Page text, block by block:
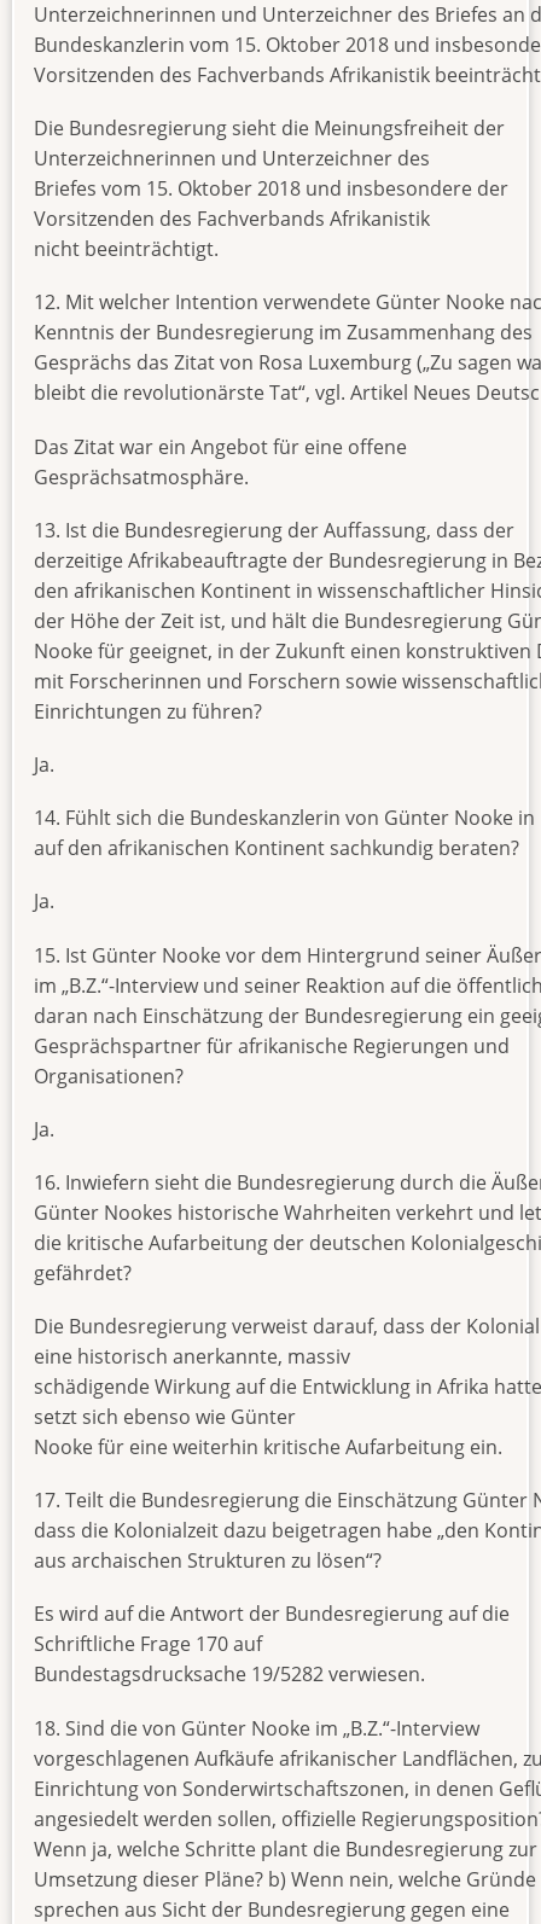
Unterzeichnerinnen und Unterzeichner des Briefes an
Bundeskanzlerin vom 15. Oktober 2018 und
Vorsitzenden des Fachverbands Afrikanistik
Die Bundesregierung sieht die Meinungsfreiheit der
Unterzeichnerinnen und Unterzeichner des
Briefes vom 15. Oktober 2018 und insbesondere der
Vorsitzenden des Fachverbands Afrikanistik
nicht beeinträchtigt.
12. Mit welcher Intention verwendete Günter Nooke
Kenntnis der Bundesregierung im Zusammenhang des
Gesprächs das Zitat von Rosa Luxemburg („Zu sagen
bleibt die revolutionärste Tat“, vgl. Artikel Neues
Das Zitat war ein Angebot für eine offene
Gesprächsatmosphäre.
13. Ist die Bundesregierung der Auffassung, dass der
derzeitige Afrikabeauftragte der Bundesregierung in
den afrikanischen Kontinent in wissenschaftlicher
der Höhe der Zeit ist, und hält die Bundesregierung
Nooke für geeignet, in der Zukunft einen konstruktiven
mit Forscherinnen und Forschern sowie
Einrichtungen zu führen?
Ja.
14. Fühlt sich die Bundeskanzlerin von Günter Nooke in
auf den afrikanischen Kontinent sachkundig beraten?
Ja.
15. Ist Günter Nooke vor dem Hintergrund seiner
im „B.Z.“-Interview und seiner Reaktion auf die
daran nach Einschätzung der Bundesregierung ein
Gesprächspartner für afrikanische Regierungen und
Organisationen?
Ja.
16. Inwiefern sieht die Bundesregierung durch die
Günter Nookes historische Wahrheiten verkehrt und
die kritische Aufarbeitung der deutschen
gefährdet?
Die Bundesregierung verweist darauf, dass der
eine historisch anerkannte, massiv
schädigende Wirkung auf die Entwicklung in Afrika
setzt sich ebenso wie Günter
Nooke für eine weiterhin kritische Aufarbeitung ein.
17. Teilt die Bundesregierung die Einschätzung Günter
dass die Kolonialzeit dazu beigetragen habe „den
aus archaischen Strukturen zu lösen“?
Es wird auf die Antwort der Bundesregierung auf die
Schriftliche Frage 170 auf
Bundestagsdrucksache 19/5282 verwiesen.
18. Sind die von Günter Nooke im „B.Z.“-Interview
vorgeschlagenen Aufkäufe afrikanischer Landflächen,
Einrichtung von Sonderwirtschaftszonen, in denen
angesiedelt werden sollen, offizielle
Wenn ja, welche Schritte plant die Bundesregierung zur
Umsetzung dieser Pläne? b) Wenn nein, welche Gründe
sprechen aus Sicht der Bundesregierung gegen eine